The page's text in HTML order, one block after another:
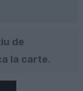
de
la carte.